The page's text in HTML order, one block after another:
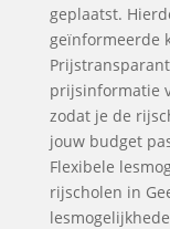
geplaatst.
geïnformeerde
prijsinformatie
zodat je de
jouw budget
Flexibele
rijscholen in